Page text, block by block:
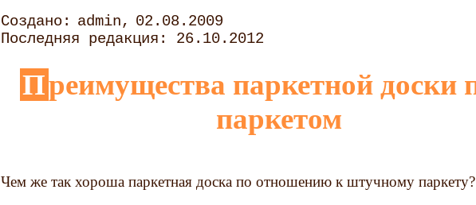
admin
02.08.2009
26.10.2012
Преимущества паркетной доски перед
паркетом
Чем же так хороша паркетная доска по отношению к штучному паркету?